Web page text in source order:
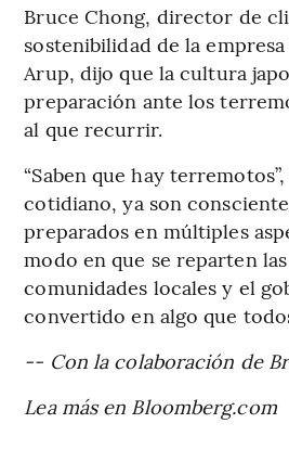
Bruce Chong, director de
sostenibilidad de la
Arup, dijo que la cultura
preparación ante los
al que recurrir.
“Saben que hay
cotidiano, ya son
preparados en múltiples
modo en que se reparten
comunidades locales y el
convertido en algo que
-- Con la colaboración de
Lea más en Bloomberg.com